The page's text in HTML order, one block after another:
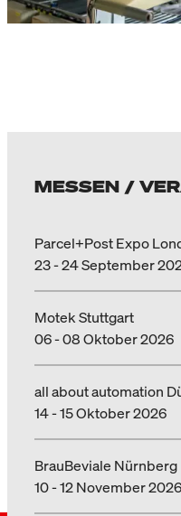
MESSEN /
Parcel+Post Expo
23 - 24 September
Motek Stuttgart
06 - 08 Oktober 2026
all about automation
14 - 15 Oktober 2026
BrauBeviale Nürnberg
10 - 12 November 2026